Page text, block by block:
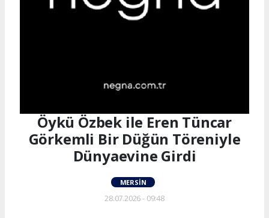
Öykü Özbek ile Eren Tüncar
Görkemli Bir Düğün Töreniyle
Dünyaevine Girdi
MERSIN
28.07.2026 - 09:48